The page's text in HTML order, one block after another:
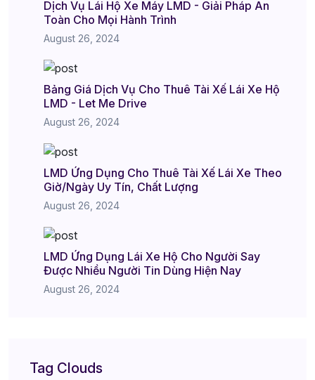
Dịch Vụ Lái Hộ Xe Máy LMD - Giải Pháp An
Toàn Cho Mọi Hành Trình
August 26, 2024
Bảng Giá Dịch Vụ Cho Thuê Tài Xế Lái Xe Hộ
LMD - Let Me Drive
August 26, 2024
LMD Ứng Dụng Cho Thuê Tài Xế Lái Xe Theo
Giờ/Ngày Uy Tín, Chất Lượng
August 26, 2024
LMD Ứng Dụng Lái Xe Hộ Cho Người Say
Được Nhiều Người Tin Dùng Hiện Nay
August 26, 2024
Tag Clouds